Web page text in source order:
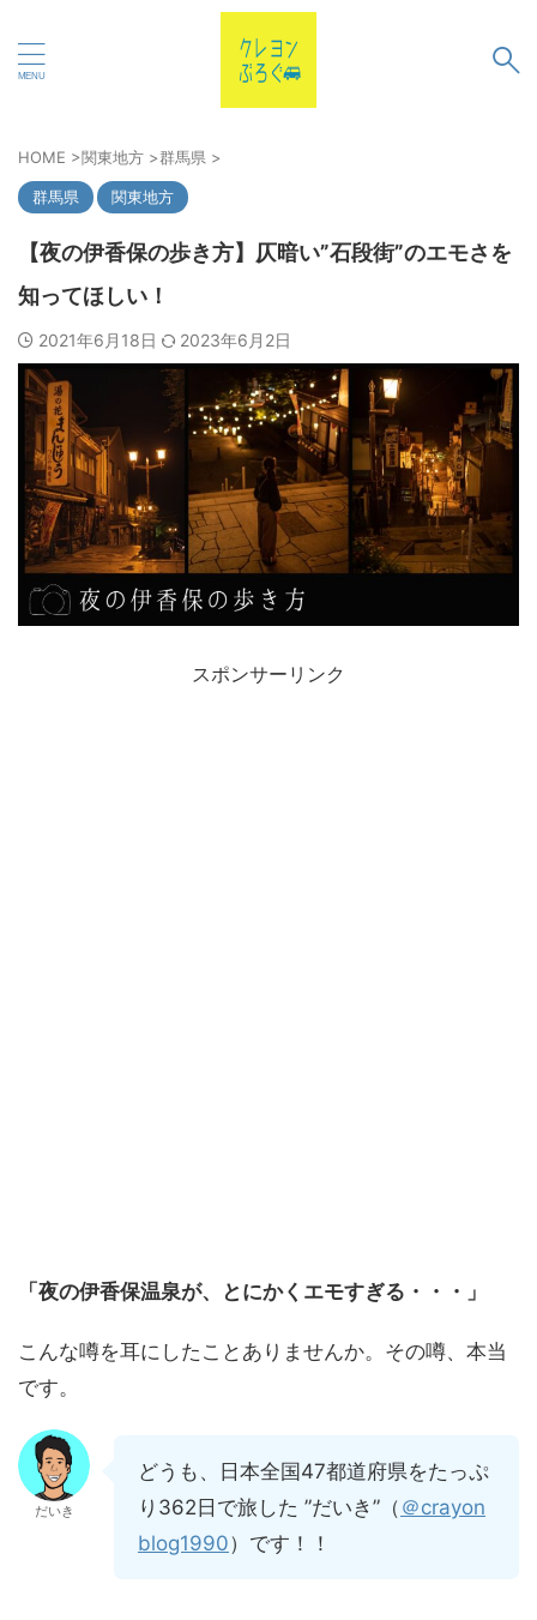
HOME >関東地方 >群馬県 >
群馬県 関東地方
【夜の伊香保の歩き方】仄暗い”石段街”のエモさを
知ってほしい！
2021年6月18日 2023年6月2日
スポンサーリンク
「夜の伊香保温泉が、とにかくエモすぎる・・・」
こんな噂を耳にしたことありませんか。その噂、本当
です。
だいき
どうも、日本全国47都道府県をたっぷ
り362日で旅した ”だいき”（ ＠crayon
blog1990）です！！